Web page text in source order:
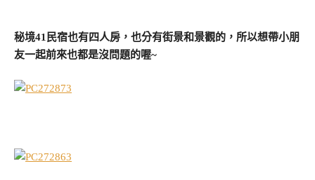
秘境41民宿也有四人房，也分有街景和景觀的，所以想帶小朋
友一起前來也都是沒問題的喔~